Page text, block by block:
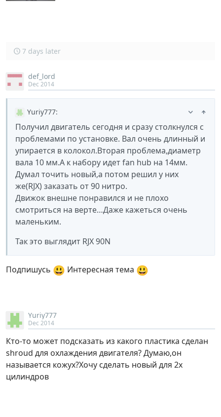
7 days later
def_lord
Dec 2014
Yuriy777:
Получил двигатель сегодня и сразу столкнулся с
проблемами по установке. Вал очень длинный и
упирается в колокол.Вторая проблема,диаметр
вала 10 мм.А к набору идет fan hub на 14мм.
Думал точить новый,а потом решил у них
же(RJX) заказать от 90 нитро.
Движок внешне понравился и не плохо
смотриться на верте…Даже кажеться очень
маленьким.
Так это выглядит RJX 90N
Подпишусь 😃 Интересная тема 😃
Yuriy777
Dec 2014
Кто-то может подсказать из какого пластика сделан
shroud для охлаждения двигателя? Думаю,он
называется кожух?Хочу сделать новый для 2х
цилиндров